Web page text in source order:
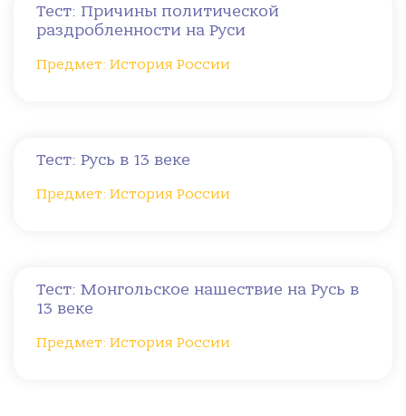
Тест: Причины политической
раздробленности на Руси
Предмет: История России
Тест: Русь в 13 веке
Предмет: История России
Тест: Монгольское нашествие на Русь в
13 веке
Предмет: История России